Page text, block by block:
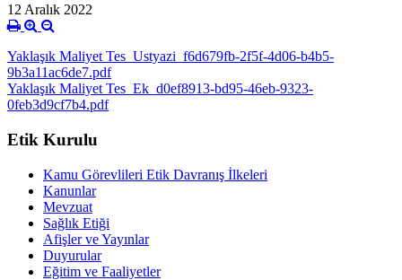
12 Aralık 2022
Yaklaşık Maliyet Tes_Ustyazi_f6d679fb-2f5f-4d06-b4b5-
9b3a11ac6de7.pdf
Yaklaşık Maliyet Tes_Ek_d0ef8913-bd95-46eb-9323-
0feb3d9cf7b4.pdf
Etik Kurulu
Kamu Görevlileri Etik Davranış İlkeleri
Kanunlar
Mevzuat
Sağlık Etiği
Afişler ve Yayınlar
Duyurular
Eğitim ve Faaliyetler